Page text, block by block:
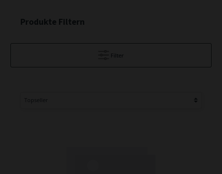
Produkte Filtern
Filter